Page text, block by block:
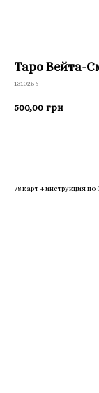
Таро Вейта-
1310256
500,00 грн
78 карт + инструкция по